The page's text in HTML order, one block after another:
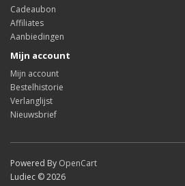
Cadeaubon
Affiliates
Aanbiedingen
Mijn account
Mijn account
Bestelhistorie
Verlanglijst
Nieuwsbrief
Powered By OpenCart
Ludiec © 2026